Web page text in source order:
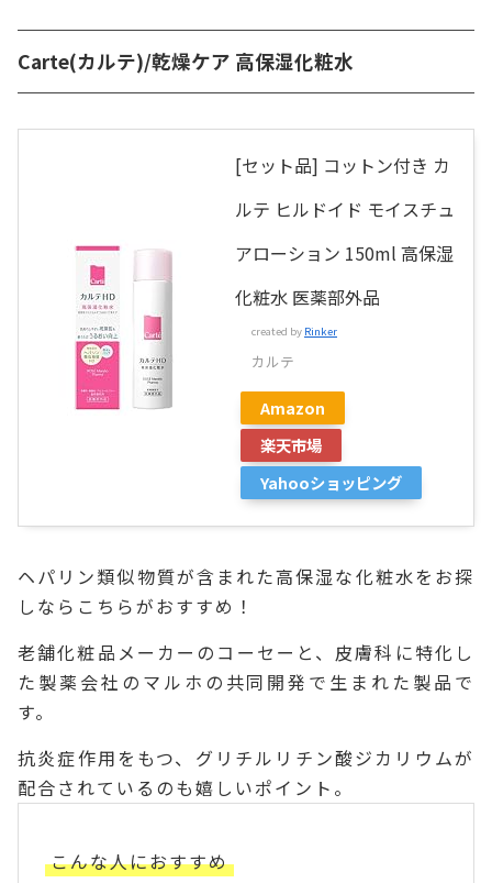
Carte(カルテ)/乾燥ケア 高保湿化粧水
[セット品] コットン付き カ
ルテ ヒルドイド モイスチュ
アローション 150ml 高保湿
化粧水 医薬部外品
created by Rinker
カルテ
Amazon
楽天市場
Yahooショッピング
ヘパリン類似物質が含まれた高保湿な化粧水をお探
しならこちらがおすすめ！
老舗化粧品メーカーのコーセーと、皮膚科に特化し
た製薬会社のマルホの共同開発で生まれた製品で
す。
抗炎症作用をもつ、グリチルリチン酸ジカリウムが
配合されているのも嬉しいポイント。
こんな人におすすめ